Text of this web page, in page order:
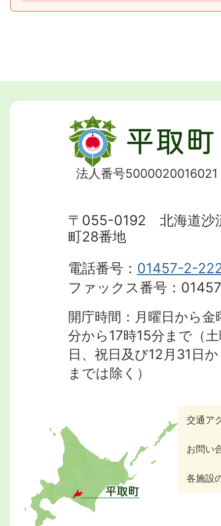
法人番号5000020016021
〒055-0192 北海道沙
町28番地
電話番号： 01457-2-
ファックス番号：
開庁時間：月曜日から
分から17時15分まで（
日、祝日及び12月31日
までは除く）
交通ア
お問い
各施設